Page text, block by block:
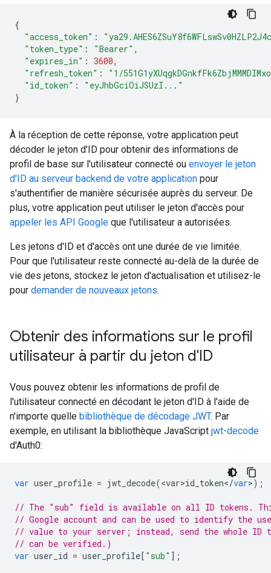
{
"access_token" :
"token_type" : "Bearer" ,
"expires_in" : 3600,
"refresh_token" :
"1/
"id_token" :
"eyJhbGciOiJSUzI..."
}
À la réception de cette réponse, votre application peut
décoder le jeton d'ID pour obtenir des informations de
profil de base sur l'utilisateur connecté ou envoyer le jeton
d'ID au serveur backend de votre application pour
s'authentifier de manière sécurisée auprès du serveur. De
plus, votre application peut utiliser le jeton d'accès pour
appeler les API Google que l'utilisateur a autorisées.
Les jetons d'ID et d'accès ont une durée de vie limitée.
Pour que l'utilisateur reste connecté au-delà de la durée de
vie des jetons, stockez le jeton d'actualisation et utilisez-le
pour demander de nouveaux jetons.
Obtenir des informations sur le profil
utilisateur à partir du jeton d'ID
Vous pouvez obtenir les informations de profil de
l'utilisateur connecté en décodant le jeton d'ID à l'aide de
n'importe quelle bibliothèque de décodage JWT. Par
exemple, en utilisant la bibliothèque JavaScript jwt-decode
d'Auth0:
var user_profile = jwt_decode(<var>id_token</var>);
// The "sub" field is available on all ID tokens.
// Google account and can be used to identify the
// value to your server; instead, send the whole ID
// can be verified.)
var user_id = user_profile[ "sub" ];